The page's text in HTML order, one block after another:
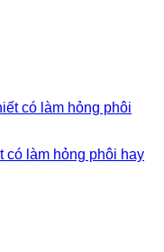
có làm hỏng phôi hay